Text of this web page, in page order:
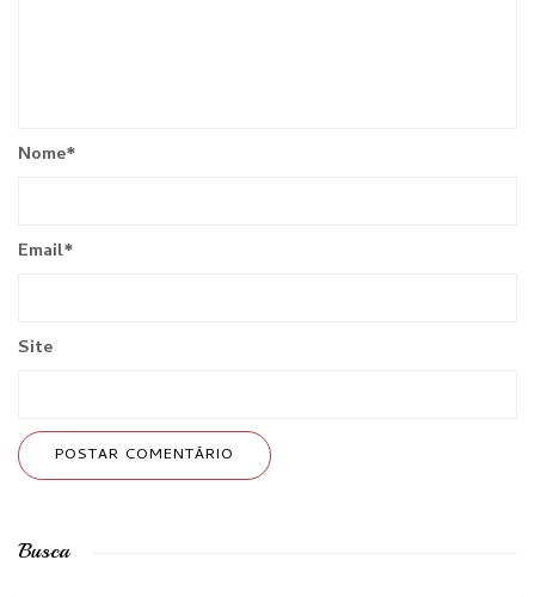
Nome*
Email*
Site
Busca